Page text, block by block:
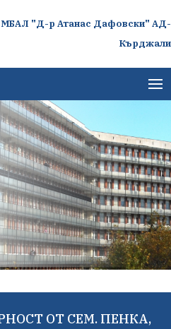
МБАЛ "Д-р Атанас Дафовски" АД-
Кърджали
ОТ СЕМ. ПЕНКА,